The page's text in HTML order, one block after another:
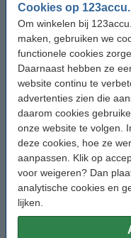
Cookies op
Om winkelen bij
maken, gebruiken we
functionele cookies
Daarnaast hebben ze
website continu te
advertenties zien die
daarom cookies
onze website te volgen.
deze cookies, hoe ze
aanpassen. Klik op
voor weigeren? Dan
analytische cookies en
lijken.
LI-40B
LI-42
LI-42B
LP37